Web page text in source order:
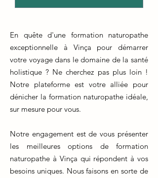
En quête d'une formation naturopathe
exceptionnelle à Vinça pour démarrer
votre voyage dans le domaine de la santé
holistique ? Ne cherchez pas plus loin !
Notre plateforme est votre alliée pour
dénicher la formation naturopathe idéale,
sur mesure pour vous.
Notre engagement est de vous présenter
les meilleures options de formation
naturopathe à Vinça qui répondent à vos
besoins uniques. Nous faisons en sorte de